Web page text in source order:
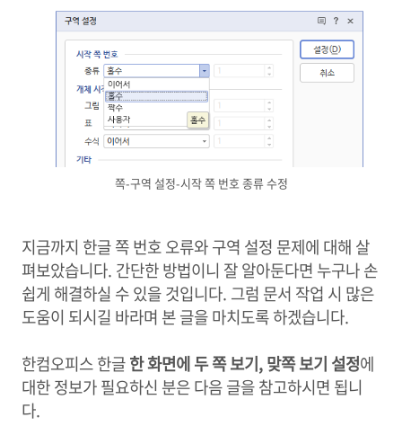
쪽-구역 설정-시작 쪽 번호 종류 수정
지금까지 한글 쪽 번호 오류와 구역 설정 문제에 대해 살
펴보았습니다. 간단한 방법이니 잘 알아둔다면 누구나 손
쉽게 해결하실 수 있을 것입니다. 그럼 문서 작업 시 많은
도움이 되시길 바라며 본 글을 마치도록 하겠습니다.
한컴오피스 한글한 화면에 두 쪽 보기, 맞쪽 보기 설정에
대한 정보가 필요하신 분은 다음 글을 참고하시면 됩니
다.